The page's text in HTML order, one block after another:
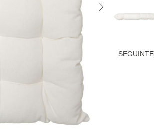
SEGUINTE